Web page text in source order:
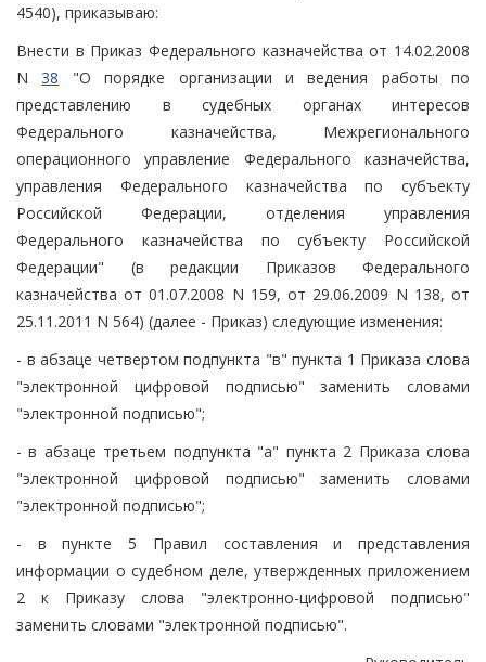
4540), приказываю:
Внести в Приказ Федерального казначейства от 14.02.2008
N38 "О порядке организации и ведения работы по
представлению в судебных органах интересов
Федерального казначейства, Межрегионального
операционного управление Федерального казначейства,
управления Федерального казначейства по субъекту
Российской Федерации, отделения управления
Федерального казначейства по субъекту Российской
Федерации" (в редакции Приказов Федерального
казначейства от 01.07.2008 N 159, от 29.06.2009 N 138, от
25.11.2011 N 564) (далее - Приказ) следующие изменения:
- в абзаце четвертом подпункта "в" пункта 1 Приказа слова
"электронной цифровой подписью" заменить словами
"электронной подписью";
- в абзаце третьем подпункта "а" пункта 2 Приказа слова
"электронной цифровой подписью" заменить словами
"электронной подписью";
- в пункте 5 Правил составления и представления
информации о судебном деле, утвержденных приложением
2 к Приказу слова "электронно-цифровой подписью"
заменить словами "электронной подписью".